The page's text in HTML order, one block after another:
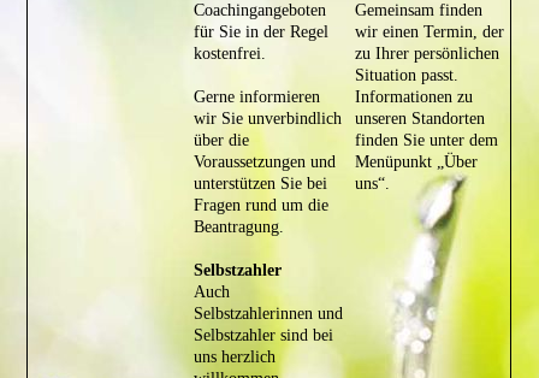
Coachingangeboten
für Sie in der Regel
kostenfrei.
Gerne informieren
wir Sie unverbindlich
über die
Voraussetzungen und
unterstützen Sie bei
Fragen rund um die
Beantragung.
Selbstzahler
Auch
Selbstzahlerinnen und
Selbstzahler sind bei
uns herzlich
Gemeinsam finden
wir einen Termin, der
zu Ihrer persönlichen
Situation passt.
Informationen zu
unseren Standorten
finden Sie unter dem
Menüpunkt „Über
uns“.